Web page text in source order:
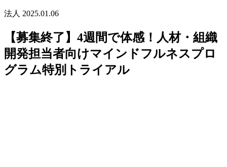
法人 2025.01.06
【募集終了】4週間で体感！人材・組織
開発担当者向けマインドフルネスプロ
グラム特別トライアル